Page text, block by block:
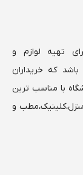
تهیه لوازم و
که خریداران
با مناسب ترین
و